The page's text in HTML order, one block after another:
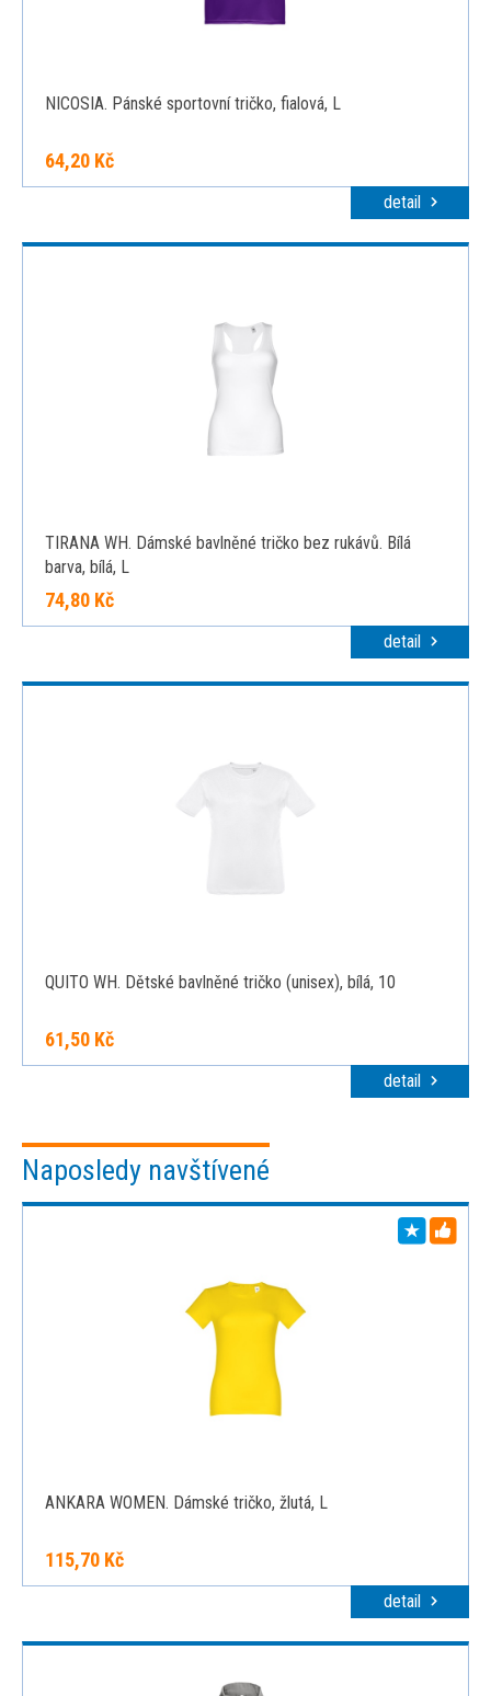
NICOSIA. Pánské sportovní tričko, fialová, L
64,20 Kč
detail
TIRANA WH. Dámské bavlněné tričko bez rukávů. Bílá
barva, bílá, L
74,80 Kč
detail
QUITO WH. Dětské bavlněné tričko (unisex), bílá, 10
61,50 Kč
detail
Naposledy navštívené
ANKARA WOMEN. Dámské tričko, žlutá, L
115,70 Kč
detail